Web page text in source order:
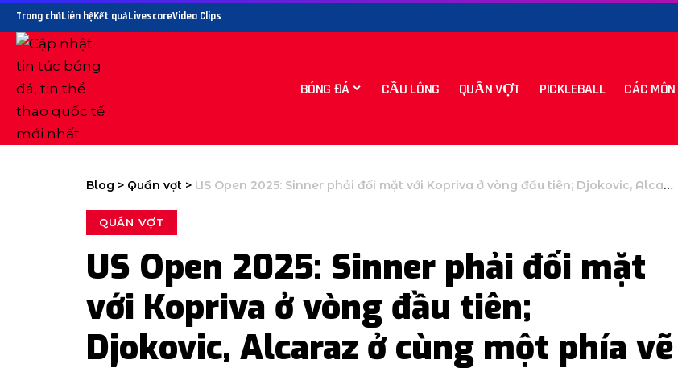
Trang chủLiên hệKết quảLivescoreVideo Clips
BÓNG ĐÁ CẦU LÔNG QUẦN VỢT PICKLEBALL CÁC
Blog > Quần vợt > US Open 2025: Sinner phải đối mặt với Kopriva ở vòng đầu tiên; Djokovic, Alcaraz ở cùng một phía vẽ
QUẦN VỢT
US Open 2025: Sinner phải đối mặt
với Kopriva ở vòng đầu tiên;
Djokovic, Alcaraz ở cùng một phía vẽ